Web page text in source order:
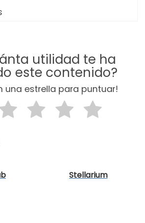
utilidad te ha
este contenido?
una estrella para puntuar!
Stellarium